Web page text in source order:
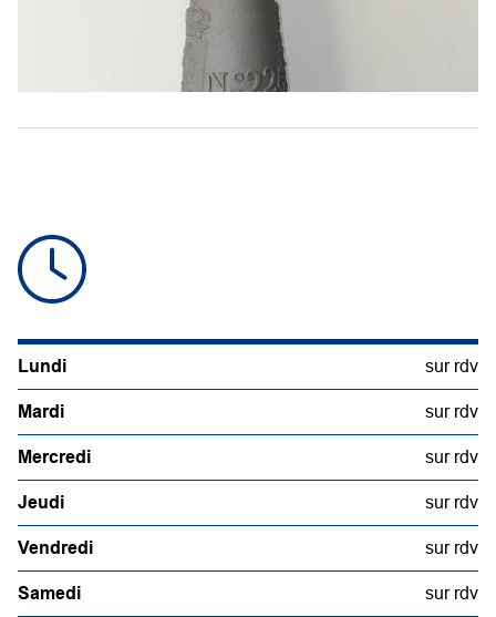
Lundi sur rdv
Mardi sur rdv
Mercredi sur rdv
Jeudi sur rdv
Vendredi sur rdv
Samedi sur rdv